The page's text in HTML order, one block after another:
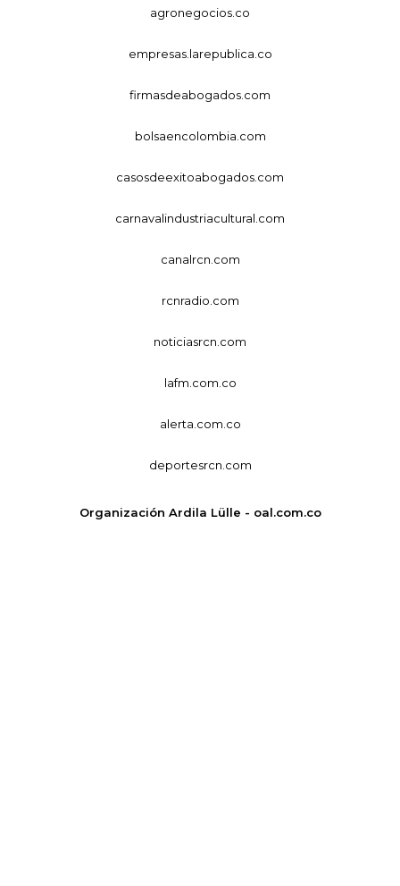
agronegocios.co
empresas.larepublica.co
firmasdeabogados.com
bolsaencolombia.com
casosdeexitoabogados.com
carnavalindustriacultural.com
canalrcn.com
rcnradio.com
noticiasrcn.com
lafm.com.co
alerta.com.co
deportesrcn.com
Organización Ardila Lülle - oal.com.co